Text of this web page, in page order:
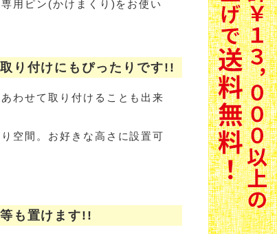
用ピン(かけまくり)をお使い
り付けにもぴったりです!!
わせて取り付けることも出来
空間。お好きな高さに設置可
も置けます!!